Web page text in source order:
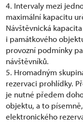
4. Intervaly mezi
maximální kapacitu
Návštěvnická
i památkového
provozní podmínky
návštěvníků.
5. Hromadným
rezervaci prohlídky.
je nutné předem
objektu, a to
elektronického